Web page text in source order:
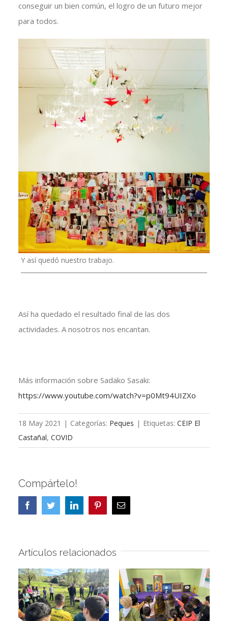
conseguir un bien común, el logro de un futuro mejor
para todos.
Y así quedó nuestro trabajo.
Así ha quedado el resultado final de las dos
actividades. A nosotros nos encantan.
Más información sobre Sadako Sasaki:
https://www.youtube.com/watch?v=p0Mt94UIZXo
18 May 2021 | Categorías: Peques | Etiquetas: CEIP El
Castañal, COVID
Compártelo!
FacebookTwitterLinkedInPinterestCorreo
electrónico
Artículos relacionados